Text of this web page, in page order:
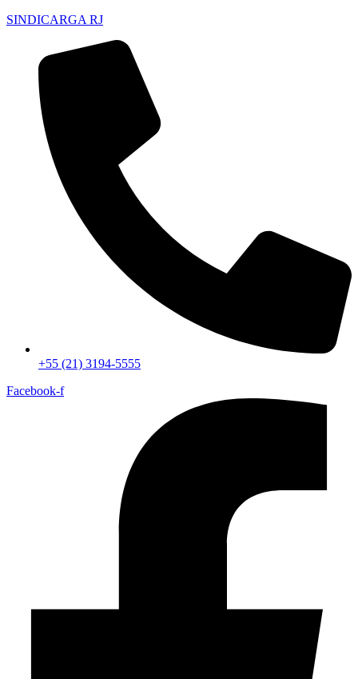
SINDICARGA RJ
+55 (21) 3194-5555
Facebook-f